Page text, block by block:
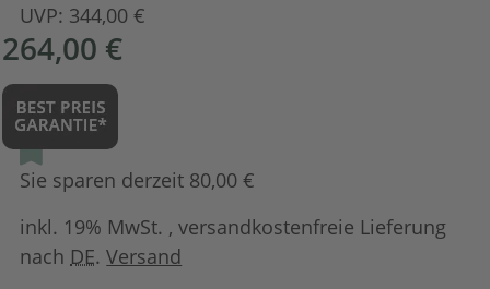
UVP: 344,00 €
264,00 €
Sie sparen derzeit 80,00 €
inkl. 19% MwSt. , versandkostenfreie Lieferung
nach DE.Versand